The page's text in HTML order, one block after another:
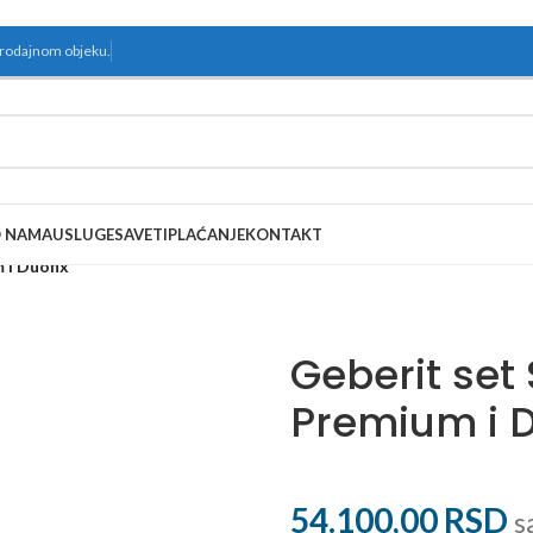
objeku.
NAMAUSLUGESAVETIPLAĆANJEKONTAKT
i Duofix
Geberit set
Premium i
54.100,00 RSD